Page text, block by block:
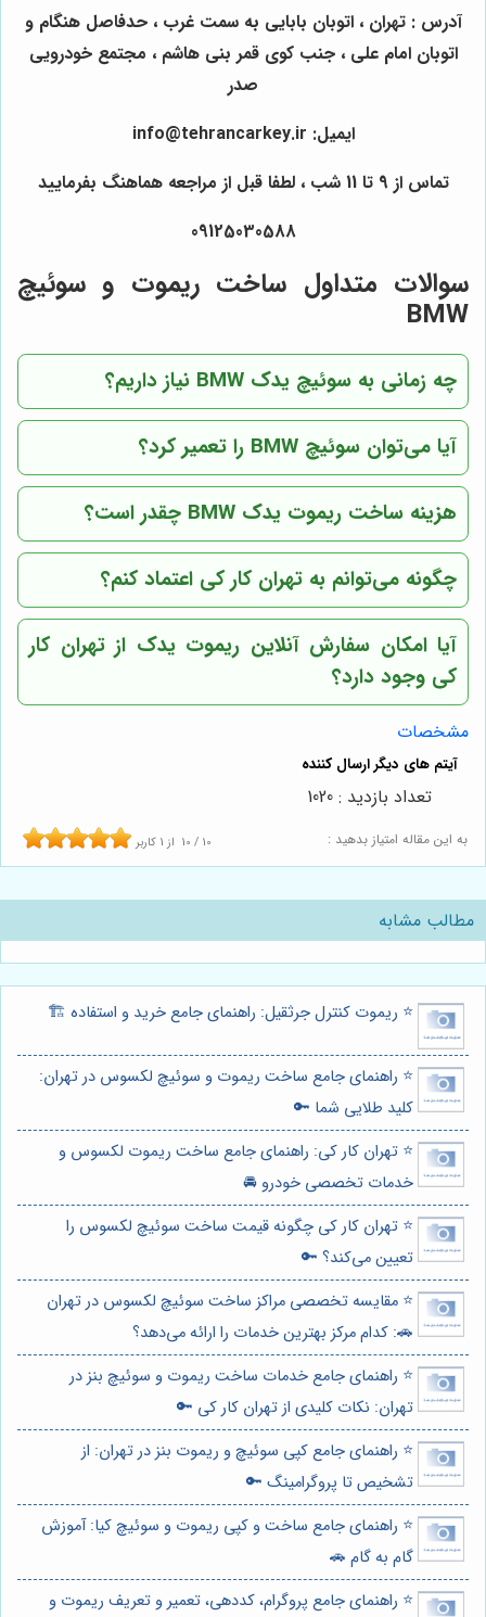
آدرس : تهران ، اتوبان بابایی به سمت غرب ، حدفاصل هنگام و
اتوبان امام علی ، جنب کوی قمر بنی هاشم ، مجتمع خودرویی
صدر
ایمیل: info@tehrancarkey.ir
تماس از 9 تا 11 شب ، لطفا قبل از مراجعه هماهنگ بفرمایید
09125030588
سوالات متداول ساخت ریموت و سوئیچ
BMW
چه زمانی به سوئیچ یدک BMW نیاز داریم؟
آیا می‌توان سوئیچ BMW را تعمیر کرد؟
هزینه ساخت ریموت یدک BMW چقدر است؟
چگونه می‌توانم به تهران کار کی اعتماد کنم؟
آیا امکان سفارش آنلاین ریموت یدک ازتهران کار
کی وجود دارد؟
مشخصات
به این مقاله امتیاز بدهید : 10 / 10 از 1 کاربر
تعداد بازدید : 1020
مطالب مشابه
⭐️ ریموت کنترل جرثقیل: راهنمای جامع خرید و استفاده 🏗️
⭐️ راهنمای جامع ساخت ریموت و سوئیچ لکسوس در تهران:
کلید طلایی شما 🔑
⭐️ تهران کار کی: راهنمای جامع ساخت ریموت لکسوس و
خدمات تخصصی خودرو 🚘
⭐️ تهران کار کی چگونه قیمت ساخت سوئیچ لکسوس را
تعیین می‌کند؟ 🔑
⭐️ مقایسه تخصصی مراکز ساخت سوئیچ لکسوس در تهران
🚗: کدام مرکز بهترین خدمات را ارائه می‌دهد؟
⭐️ راهنمای جامع خدمات ساخت ریموت و سوئیچ بنز در
تهران: نکات کلیدی از تهران کار کی 🔑
⭐️ راهنمای جامع کپی سوئیچ و ریموت بنز در تهران: از
تشخیص تا پروگرامینگ 🔑
⭐️ راهنمای جامع ساخت و کپی ریموت و سوئیچ کیا: آموزش
گام به گام 🚗
⭐️ راهنمای جامع پروگرام، کددهی، تعمیر و تعریف ریموت و